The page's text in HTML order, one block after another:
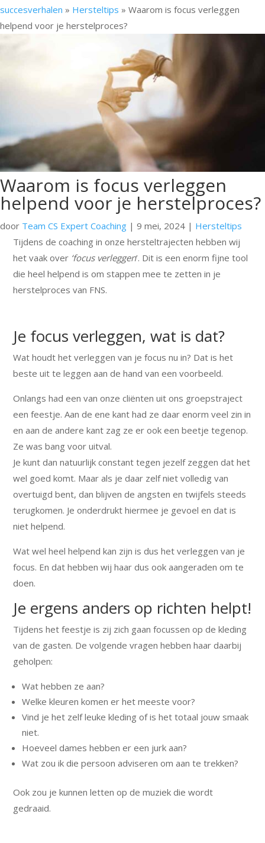
succesverhalen » Hersteltips » Waarom is focus verleggen
helpend voor je herstelproces?
Waarom is focus verleggen
helpend voor je herstelproces?
door Team CS Expert Coaching | 9 mei, 2024 | Hersteltips
Tijdens de coaching in onze hersteltrajecten hebben wij
het vaak over ‘focus verleggen’. Dit is een enorm fijne tool
die heel helpend is om stappen mee te zetten in je
herstelproces van FNS.
Je focus verleggen, wat is dat?
Wat houdt het verleggen van je focus nu in? Dat is het
beste uit te leggen aan de hand van een voorbeeld.
Onlangs had een van onze cliënten uit ons groepstraject
een feestje. Aan de ene kant had ze daar enorm veel zin in
en aan de andere kant zag ze er ook een beetje tegenop.
Ze was bang voor uitval.
Je kunt dan natuurlijk constant tegen jezelf zeggen dat het
wel goed komt. Maar als je daar zelf niet volledig van
overtuigd bent, dan blijven de angsten en twijfels steeds
terugkomen. Je onderdrukt hiermee je gevoel en dat is
niet helpend.
Wat wel heel helpend kan zijn is dus het verleggen van je
focus. En dat hebben wij haar dus ook aangeraden om te
doen.
Je ergens anders op richten helpt!
Tijdens het feestje is zij zich gaan focussen op de kleding
van de gasten. De volgende vragen hebben haar daarbij
geholpen:
Wat hebben ze aan?
Welke kleuren komen er het meeste voor?
Vind je het zelf leuke kleding of is het totaal jouw smaak
niet.
Hoeveel dames hebben er een jurk aan?
Wat zou ik die persoon adviseren om aan te trekken?
Ook zou je kunnen letten op de muziek die wordt
gedraaid.